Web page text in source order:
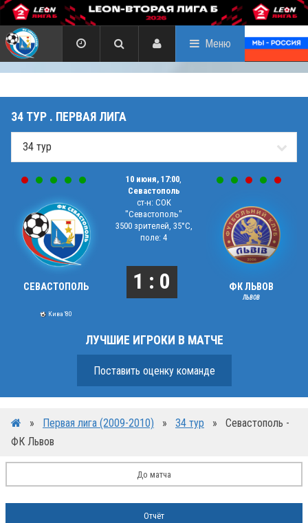
Меню
34 ТУР . ПЕРВАЯ ЛИГА
СЕВАСТОПОЛЬ
Кива '80
10 июня, 17:00
Севастополь
ст-н: СОК
"Севастополь"
3500 зрителей, 35°C,
поле: 4
1 : 0 ФК ЛЬВОВ
ЛЬВОВ
ЛУЧШИЕ ИГРОКИ В МАТЧЕ
Поставить оценку команде
» Первая лига (2009-2010) » 34 тур »
Севастополь -
ФК Львов
До матча
Отчёт